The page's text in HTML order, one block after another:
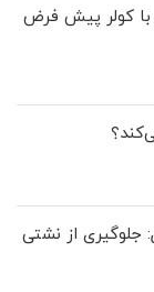
با کولر پیش ‌فرض
جلوگیری از نشتی